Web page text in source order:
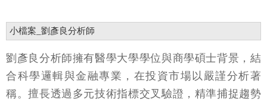
小檔案_劉彥良分析師
劉彥良分析師擁有醫學大學學位與商學碩士背景，結
合科學邏輯與金融專業，在投資市場以嚴謹分析著
稱。擅長透過多元技術指標交叉驗證，精準捕捉趨勢